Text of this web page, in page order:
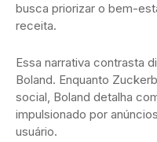
busca priorizar o bem-
receita.
Essa narrativa contrasta
Boland. Enquanto
social, Boland detalha
impulsionado por
usuário.